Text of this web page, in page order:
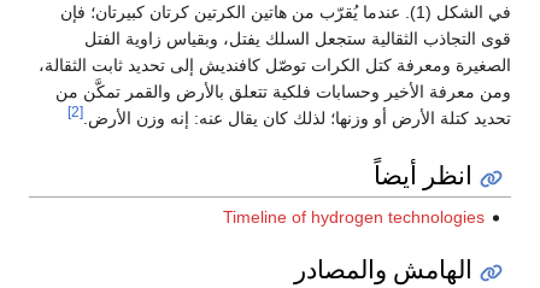
في الشكل (1). عندما يُقرّب من هاتين الكرتين كرتان كبيرتان؛ فإن
قوى التجاذب الثقالية ستجعل السلك يفتل، وبقياس زاوية الفتل
الصغيرة ومعرفة كتل الكرات توصّل كافنديش إلى تحديد ثابت الثقالة،
ومن معرفة الأخير وحسابات فلكية تتعلق بالأرض والقمر تمكَّن من
تحديد كتلة الأرض أو وزنها؛ لذلك كان يقال عنه: إنه وزن الأرض. [2]
انظر أيضاً
Timeline of hydrogen technologies
الهامش والمصادر